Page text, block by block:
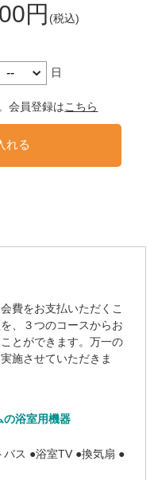
円
日
会員登録はこちら
れる
費をお支払いただくこ
、３つのコースからお
とができます。万一の
施させていただきま
の浴室用機器
ス ●浴室TV ●換気扇 ●